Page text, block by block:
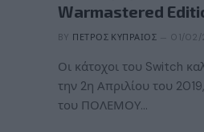
Warmastered
BY ΠΈΤΡΟΣ ΚΥΠΡΑΊΟΣ 01/02/
Οι κάτοχοι του Switch
την 2η Απριλίου του
του ΠΟΛΕΜΟΥ…